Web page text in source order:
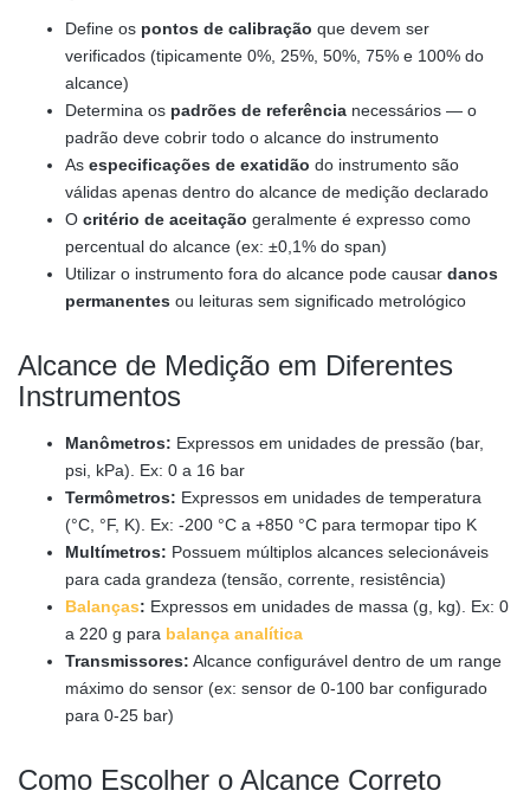
Define os pontos de calibração que devem ser
verificados (tipicamente 0%, 25%, 50%, 75% e 100% do
alcance)
Determina os padrões de referência necessários — o
padrão deve cobrir todo o alcance do instrumento
As especificações de exatidão do instrumento são
válidas apenas dentro do alcance de medição declarado
O critério de aceitação geralmente é expresso como
percentual do alcance (ex: ±0,1% do span)
Utilizar o instrumento fora do alcance pode causar danos
permanentes ou leituras sem significado metrológico
Alcance de Medição em Diferentes
Instrumentos
Manômetros: Expressos em unidades de pressão (bar,
psi, kPa). Ex: 0 a 16 bar
Termômetros: Expressos em unidades de temperatura
(°C, °F, K). Ex: -200 °C a +850 °C para termopar tipo K
Multímetros: Possuem múltiplos alcances selecionáveis
para cada grandeza (tensão, corrente, resistência)
Balanças: Expressos em unidades de massa (g, kg). Ex: 0
a 220 g para balança analítica
Transmissores: Alcance configurável dentro de um range
máximo do sensor (ex: sensor de 0-100 bar configurado
para 0-25 bar)
Como Escolher o Alcance Correto